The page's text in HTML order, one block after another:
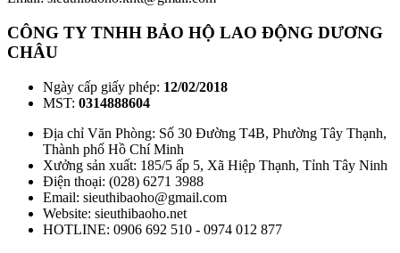
CÔNG TY TNHH BẢO HỘ LAO ĐỘNG DƯƠNG
CHÂU
Ngày cấp giấy phép: 12/02/2018
MST: 0314888604
Địa chỉ Văn Phòng: Số 30 Đường T4B, Phường Tây Thạnh,
Thành phố Hồ Chí Minh
Xưởng sản xuất: 185/5 ấp 5, Xã Hiệp Thạnh, Tỉnh Tây Ninh
Điện thoại: (028) 6271 3988
Email: sieuthibaoho@gmail.com
Website: sieuthibaoho.net
HOTLINE: 0906 692 510 - 0974 012 877